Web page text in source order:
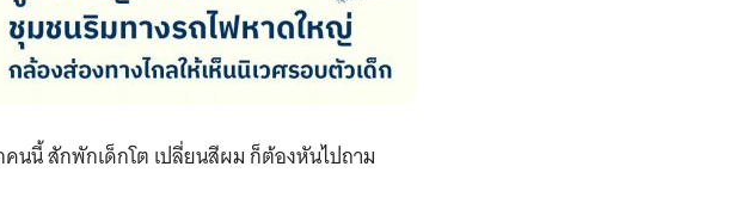
คนนี้ สักพักเด็กโต เปลี่ยนสีผม ก็ต้องหันไปถาม